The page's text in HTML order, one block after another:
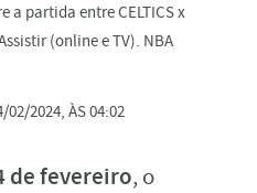
a partida entre CELTICS x
(online e TV). NBA
02/2024, ÀS 04:02
de fevereiro, o